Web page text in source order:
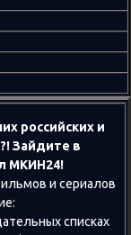
российских и
Зайдите в
МКИН24!
и сериалов
списках